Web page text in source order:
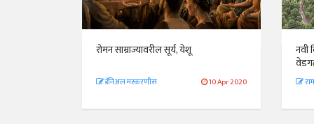
रोमन साम्राज्यावरील सूर्य, येशू
डॅनिअल मस्करणीस 10 Apr 2020
नवी